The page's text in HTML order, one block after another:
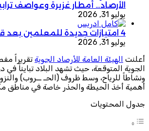
الأرصاد… أمطار غزيرة وعواصف ترابية
يوليو 31, 2026
4 امتيازات جديدة للمعلمين بعد قرارات رئيس الوزراء
يوليو 31, 2026
أعلنت الهيئة العامة للأرصاد الجوية تقريراً
الجوية المتوقعة، حيث تشهد البلاد تبايناً في
ونشاطاً للرياح، وسط ظروف (الحـ ــروب)
أهمية أخذ الحيطة والحذر خاصة في مناطق
جدول المحتويات